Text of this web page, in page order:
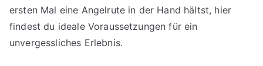
ersten Mal eine Angelrute in der Hand hältst, hier
findest du ideale Voraussetzungen für ein
unvergessliches Erlebnis.